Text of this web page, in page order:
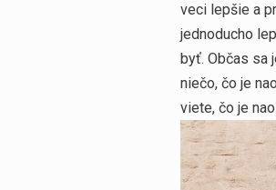
veci lepšie a
jednoducho
byť. Občas sa
niečo, čo je
viete, čo je